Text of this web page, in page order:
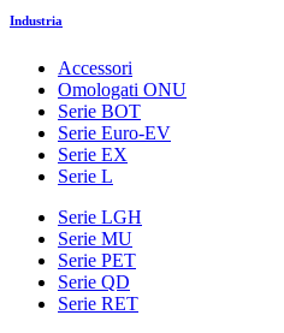
Industria
Accessori
Omologati ONU
Serie BOT
Serie Euro-EV
Serie EX
Serie L
Serie LGH
Serie MU
Serie PET
Serie QD
Serie RET